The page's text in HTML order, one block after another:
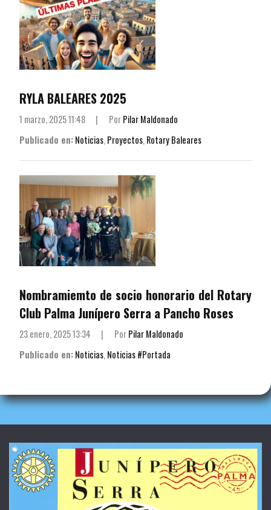
RYLA BALEARES 2025
1 marzo, 2025 11:48 | PorPilar Maldonado
Publicado en:Noticias, Proyectos, Rotary Baleares
Nombramiemto de socio honorario del Rotary
Club Palma Junípero Serra a Pancho Roses
23 enero, 2025 13:34 | PorPilar Maldonado
Publicado en:Noticias, Noticias #Portada